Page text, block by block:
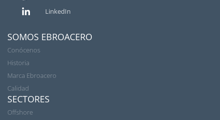
LinkedIn
SOMOS EBROACERO
Conócenos
Historia
Marca Ebroacero
Calidad
SECTORES
Offshore